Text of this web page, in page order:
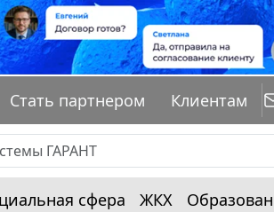
Стать партнером Клиентам
сфера ЖКХ